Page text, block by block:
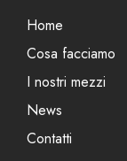
Home
Cosa facciamo
I nostri mezzi
News
Contatti